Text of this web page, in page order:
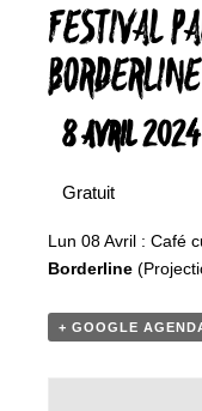
FESTIVAL
BORDERLINE
8 AVRIL
Gratuit
Lun 08 Avril : Café
Borderline
+ GOOGLE